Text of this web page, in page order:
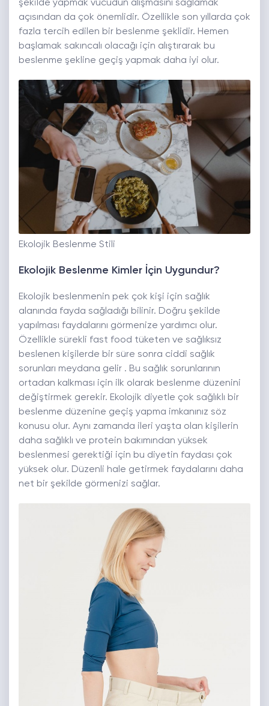
şekilde yapmak vücudun alışmasını sağlamak
açısından da çok önemlidir. Özellikle son yıllarda çok
fazla tercih edilen bir beslenme şeklidir. Hemen
başlamak sakıncalı olacağı için alıştırarak bu
beslenme şekline geçiş yapmak daha iyi olur.
Ekolojik Beslenme Stili
Ekolojik Beslenme Kimler İçin Uygundur?
Ekolojik beslenmenin pek çok kişi için sağlık
alanında fayda sağladığı bilinir. Doğru şekilde
yapılması faydalarını görmenize yardımcı olur.
Özellikle sürekli fast food tüketen ve sağlıksız
beslenen kişilerde bir süre sonra ciddi sağlık
sorunları meydana gelir . Bu sağlık sorunlarının
ortadan kalkması için ilk olarak beslenme düzenini
değiştirmek gerekir. Ekolojik diyetle çok sağlıklı bir
beslenme düzenine geçiş yapma imkanınız söz
konusu olur. Aynı zamanda ileri yaşta olan kişilerin
daha sağlıklı ve protein bakımından yüksek
beslenmesi gerektiği için bu diyetin faydası çok
yüksek olur. Düzenli hale getirmek faydalarını daha
net bir şekilde görmenizi sağlar.